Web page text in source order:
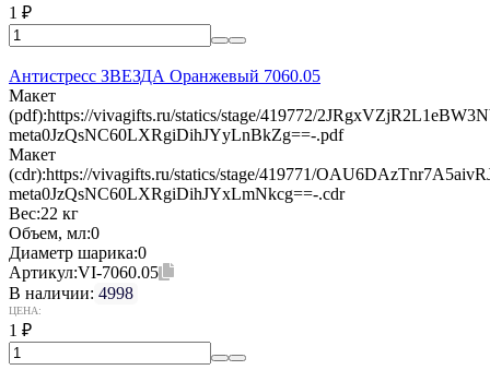
1 ₽
Антистресс ЗВЕЗДА Оранжевый 7060.05
Макет
(pdf):https://vivagifts.ru/statics/stage/419772/
meta0JzQsNC60LXRgiDihJYyLnBkZg==-.pdf
Макет
(cdr):https://vivagifts.ru/statics/stage/419771/
meta0JzQsNC60LXRgiDihJYxLmNkcg==-.cdr
Вес:22 кг
Объем, мл:0
Диаметр шарика:0
Артикул:VI-7060.05
В наличии: 4998
ЦЕНА:
1 ₽